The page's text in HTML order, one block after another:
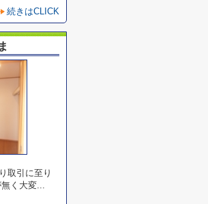
続きはCLICK
取引に至り
く大変...